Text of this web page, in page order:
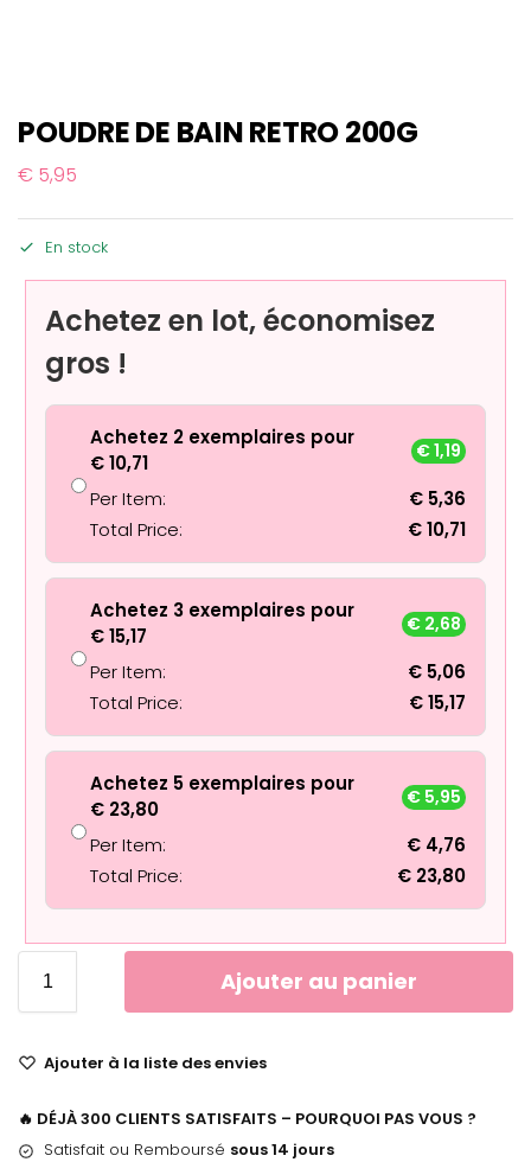
POUDRE DE BAIN RETRO 200G
€ 5,95
En stock
Achetez en lot, économisez
gros !
Achetez 2 exemplaires pour
€10,71
€1,19
Per Item: € 5,36
Total Price:
€10,71
Achetez 3 exemplaires pour
€15,17
€ 2,68
Per Item: € 5,06
Total Price:
€15,17
Achetez 5 exemplaires pour
€ 23,80
€ 5,95
Per Item: € 4,76
Total Price:
€ 23,80
Ajouter au panier
Ajouter à la liste des envies
🔥 DÉJÀ 300 CLIENTS SATISFAITS – POURQUOI PAS VOUS ?
Satisfait ou Remboursé sous 14 jours